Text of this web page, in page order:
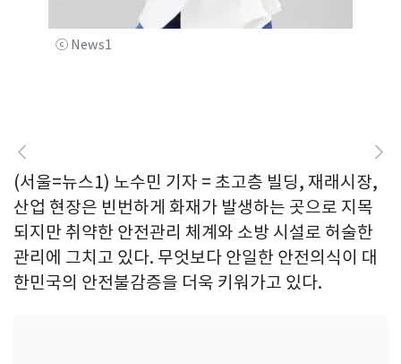
ⓒ News1
(서울=뉴스1) 노수민 기자 = 초고층 빌딩, 재래시장,
산업 현장은 빈번하게 화재가 발생하는 곳으로 지목
되지만 취약한 안전관리 체계와 소방 시설로 허술한
관리에 그치고 있다. 무엇보다 안일한 안전의식이 대
한민국의 안전불감증을 더욱 키워가고 있다.